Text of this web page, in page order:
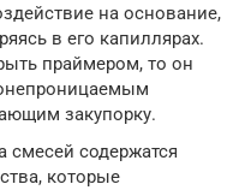
на основание,
в его капиллярах.
праймером, то он
закупорку.
смесей содержатся
которые